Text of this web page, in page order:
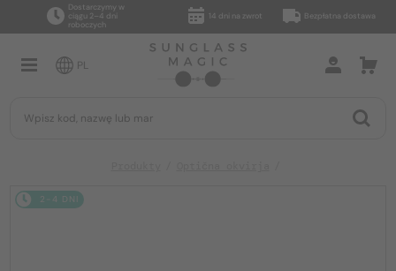
Dostarczymy w
ciągu 2–4 dni
roboczych
14 dni na zwrot Bezpłatna dostawa
PL
2-4 DNI